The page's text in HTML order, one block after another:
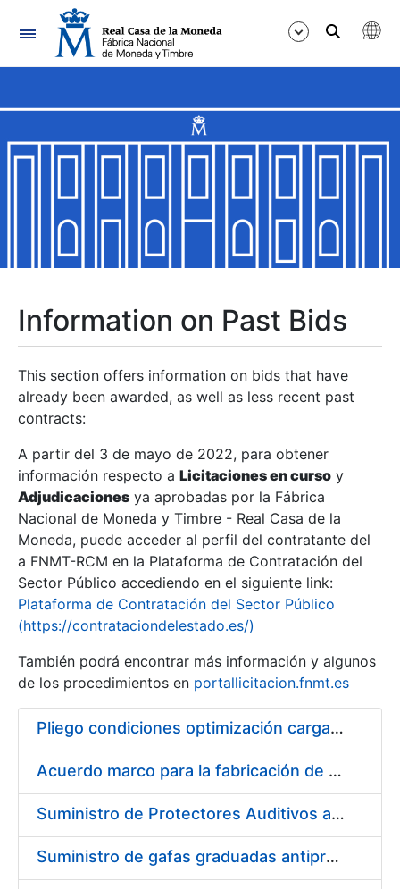
Navigation
Show/Hide
Show/Hide
Show/Hide
Show/Hide
Show/Hide
Show/Hide
Information on Past Bids
This section offers information on bids that have
already been awarded, as well as less recent past
contracts:
A partir del 3 de mayo de 2022, para obtener
información respecto a Licitaciones en curso y
Adjudicaciones ya aprobadas por la Fábrica
Nacional de Moneda y Timbre - Real Casa de la
Moneda, puede acceder al perfil del contratante del
a FNMT-RCM en la Plataforma de Contratación del
Sector Público accediendo en el siguiente link:
Plataforma de Contratación del Sector Público
(https://contrataciondelestado.es/)
También podrá encontrar más información y algunos
de los procedimientos en portallicitacion.fnmt.es
Pliego condiciones optimización cargas compras firmado
Acuerdo marco para la fabricación de piezas
Suministro de Protectores Auditivos a medida para las personas trabajadoras de los Centros de Trabajo de Madrid y Burgos
Suministro de gafas graduadas antiproyecciones para los trabajadores de la FNMT-RCM en los centros de trabajo de Madrid y Burgos